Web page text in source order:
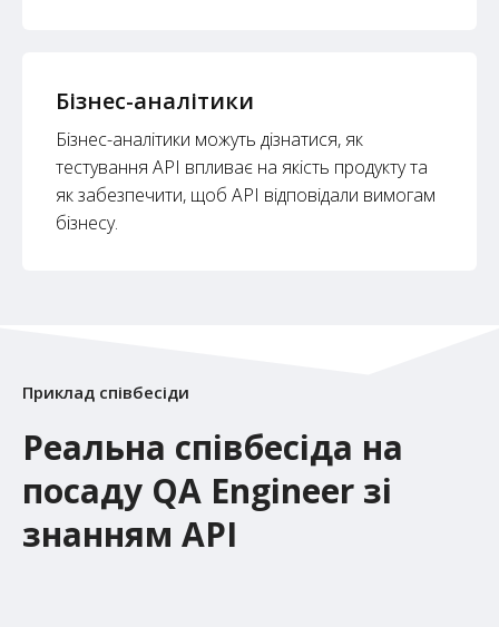
Бізнес-аналітики
Бізнес-аналітики можуть дізнатися, як
тестування API впливає на якість продукту та
як забезпечити, щоб API відповідали вимогам
бізнесу.
Приклад співбесіди
Реальна співбесіда на
посаду QA Engineer зі
знанням API